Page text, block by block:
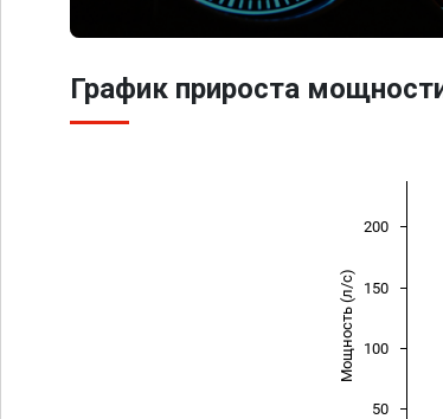
График прироста
Мощность (л/с)
50
100
150
200